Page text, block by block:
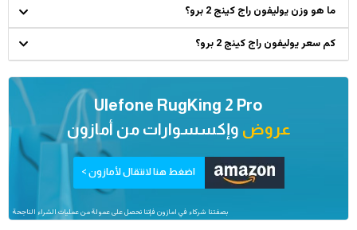
ما هو وزن يوليفون راج كينج 2 برو؟
كم سعر يوليفون راج كينج 2 برو؟
Ulefone RugKing 2 Pro
عروض وإكسسوارات من أمازون
اضغط هنا لانتقال لأمازون >
بصفتنا شركاء في امازون فإننا نحصل على عمولة من عمليات الشراء الناجحة